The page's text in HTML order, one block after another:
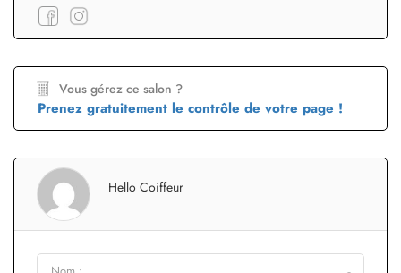
Vous gérez ce salon ?
Prenez gratuitement le contrôle de votre page !
Hello Coiffeur